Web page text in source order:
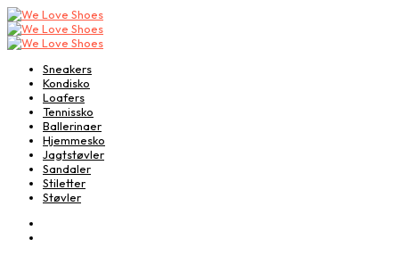
Sneakers
Kondisko
Loafers
Tennissko
Ballerinaer
Hjemmesko
Jagtstøvler
Sandaler
Stiletter
Støvler